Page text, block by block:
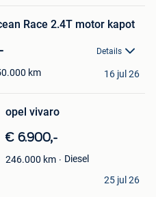
Race 2.4T motor kapot
Details
km 16 jul 26
opel vivaro
€ 6.900,-
246.000 km
Diesel
25 jul 26